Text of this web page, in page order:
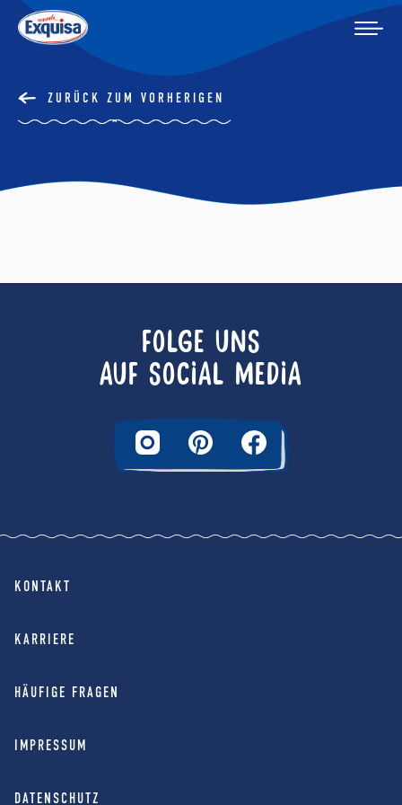
ZURÜCK ZUM VORHERIGEN
FOLGE UNS
AUF SOCIAL MEDIA
KONTAKT
KARRIERE
HÄUFIGE FRAGEN
IMPRESSUM
DATENSCHUTZ